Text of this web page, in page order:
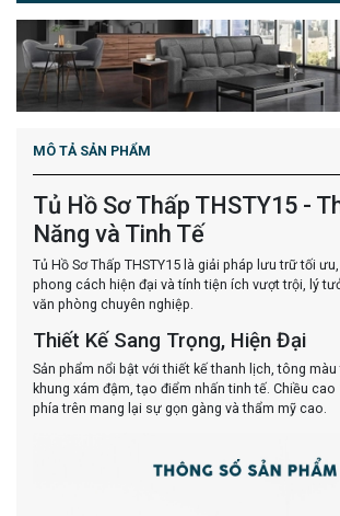
MÔ TẢ SẢN PHẨM
Tủ Hồ Sơ Thấp THSTY15 -
Năng và Tinh Tế
Tủ Hồ Sơ Thấp THSTY15 là giải pháp lưu trữ tối
phong cách hiện đại và tính tiện ích vượt trội, lý
văn phòng chuyên nghiệp.
Thiết Kế Sang Trọng, Hiện Đại
Sản phẩm nổi bật với thiết kế thanh lịch, tông màu
khung xám đậm, tạo điểm nhấn tinh tế. Chiều
phía trên mang lại sự gọn gàng và thẩm mỹ cao.